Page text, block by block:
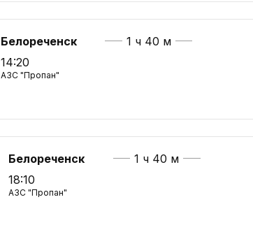
Белореченск
14:20
АЗС "Пропан"
1 ч 40 м
Белореченск
18:10
АЗС "Пропан"
1 ч 40 м